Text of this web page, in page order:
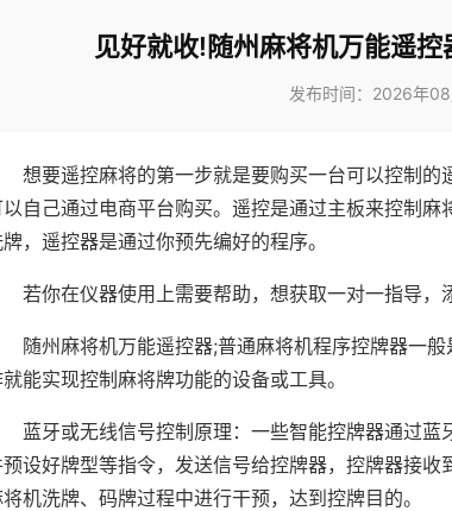
见好就收!随州麻将机万能遥
发布时间：2026年
想要遥控麻将的第一步就是要购买一台可以控制
以自己通过电商平台购买。遥控是通过主板来控制
，遥控器是通过你预先编好的程序。
若你在仪器使用上需要帮助，想获取一对一指导，
随州麻将机万能遥控器;普通麻将机程序控牌器一
能实现控制麻将牌功能的设备或工具。
蓝牙或无线信号控制原理：一些智能控牌器通过
设好牌型等指令，发送信号给控牌器，控牌器接
机洗牌、码牌过程中进行干预，达到控牌目的。